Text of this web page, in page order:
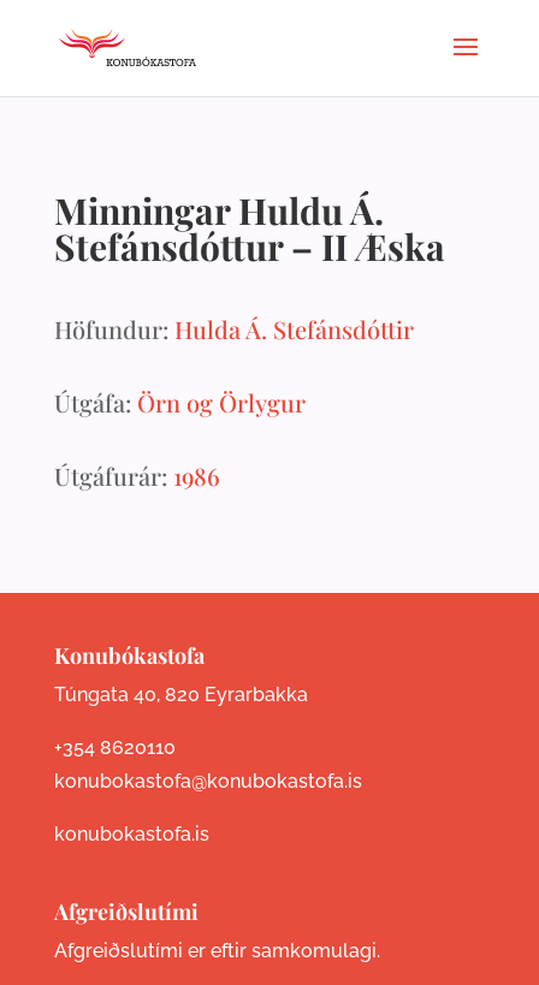
Minningar Huldu Á.
Stefánsdóttur – II Æska
Höfundur: Hulda Á. Stefánsdóttir
Útgáfa: Örn og Örlygur
Útgáfurár: 1986
Konubókastofa
Túngata 40, 820 Eyrarbakka
+354 8620110
konubokastofa@konubokastofa.is
konubokastofa.is
Afgreiðslutími
Afgreiðslutími er eftir samkomulagi.